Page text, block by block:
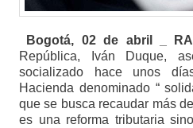
Bogotá, 02 de abril _
República, Iván Duque,
socializado hace unos
Hacienda denominado “
que se busca recaudar más
es una reforma tributaria